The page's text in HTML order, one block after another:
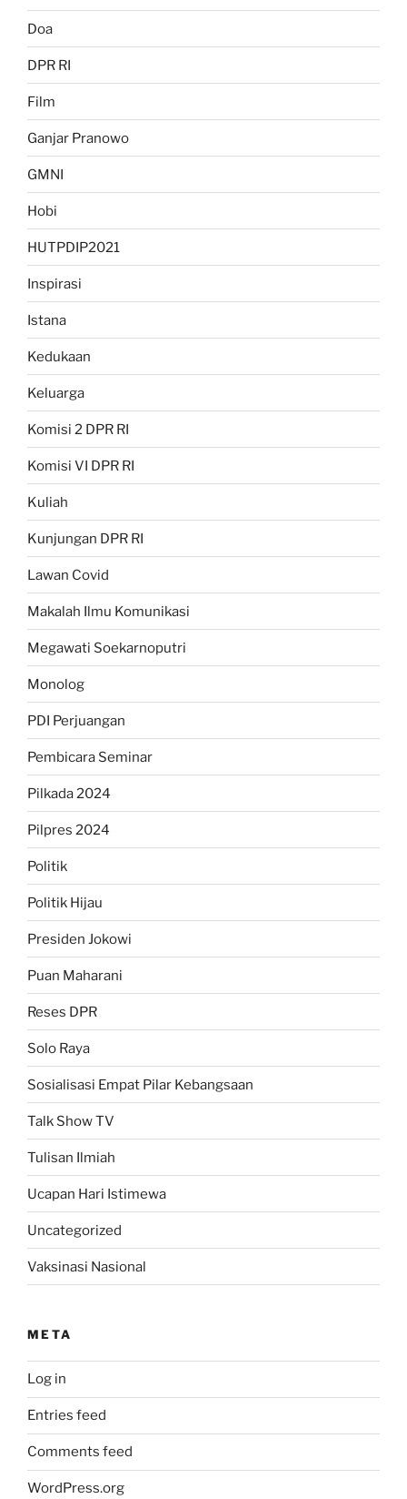
Doa
DPR RI
Film
Ganjar Pranowo
GMNI
Hobi
HUTPDIP2021
Inspirasi
Istana
Kedukaan
Keluarga
Komisi 2 DPR RI
Komisi VI DPR RI
Kuliah
Kunjungan DPR RI
Lawan Covid
Makalah Ilmu Komunikasi
Megawati Soekarnoputri
Monolog
PDI Perjuangan
Pembicara Seminar
Pilkada 2024
Pilpres 2024
Politik
Politik Hijau
Presiden Jokowi
Puan Maharani
Reses DPR
Solo Raya
Sosialisasi Empat Pilar Kebangsaan
Talk Show TV
Tulisan Ilmiah
Ucapan Hari Istimewa
Uncategorized
Vaksinasi Nasional
META
Log in
Entries feed
Comments feed
WordPress.org